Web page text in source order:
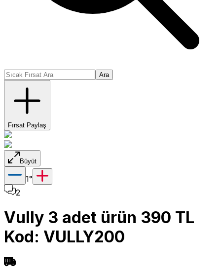
Ara
Fırsat Paylaş
Büyüt
1°
2
Vully 3 adet ürün 390 TL
Kod: VULLY200